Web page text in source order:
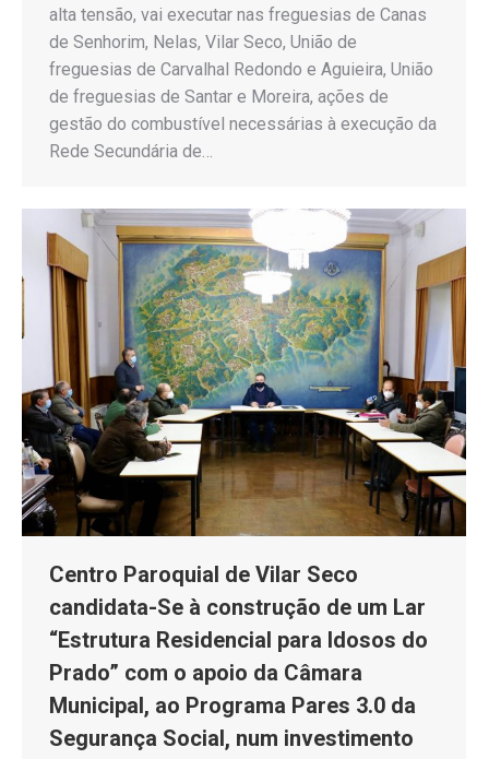
alta tensão, vai executar nas freguesias de Canas
de Senhorim, Nelas, Vilar Seco, União de
freguesias de Carvalhal Redondo e Aguieira, União
de freguesias de Santar e Moreira, ações de
gestão do combustível necessárias à execução da
Rede Secundária de…
Centro Paroquial de Vilar Seco
candidata-Se à construção de um Lar
“Estrutura Residencial para Idosos do
Prado” com o apoio da Câmara
Municipal, ao Programa Pares 3.0 da
Segurança Social, num investimento